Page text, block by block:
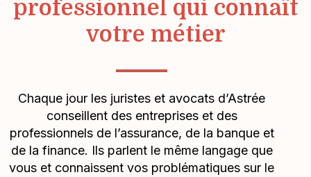
professionnel qui connaît
votre métier
Chaque jour les juristes et avocats d’Astrée
conseillent des entreprises et des
professionnels de l’assurance, de la banque et
de la finance. Ils parlent le même langage que
vous et connaissent vos problématiques sur le